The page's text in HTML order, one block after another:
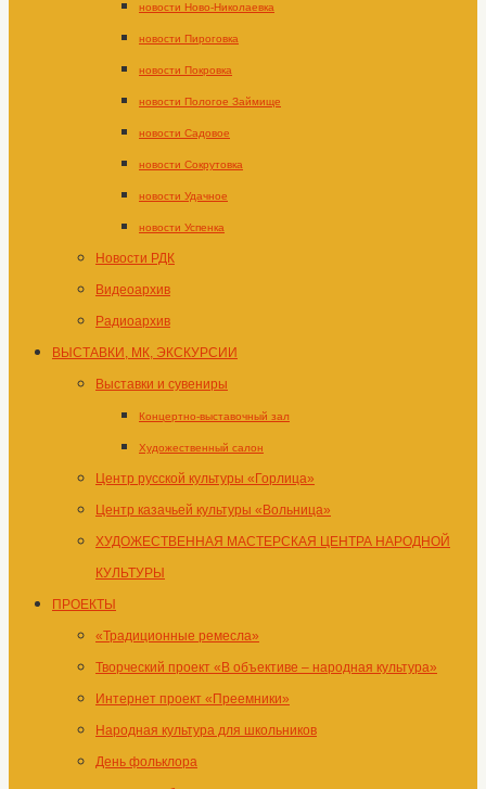
новости Ново-Николаевка
новости Пироговка
новости Покровка
новости Пологое Займище
новости Садовое
новости Сокрутовка
новости Удачное
новости Успенка
Новости РДК
Видеоархив
Радиоархив
ВЫСТАВКИ, МК, ЭКСКУРСИИ
Выставки и сувениры
Концертно-выставочный зал
Художественный салон
Центр русской культуры «Горлица»
Центр казачьей культуры «Вольница»
ХУДОЖЕСТВЕННАЯ МАСТЕРСКАЯ ЦЕНТРА НАРОДНОЙ
КУЛЬТУРЫ
ПРОЕКТЫ
«Традиционные ремесла»
Творческий проект «В объективе – народная культура»
Интернет проект «Преемники»
Народная культура для школьников
День фольклора